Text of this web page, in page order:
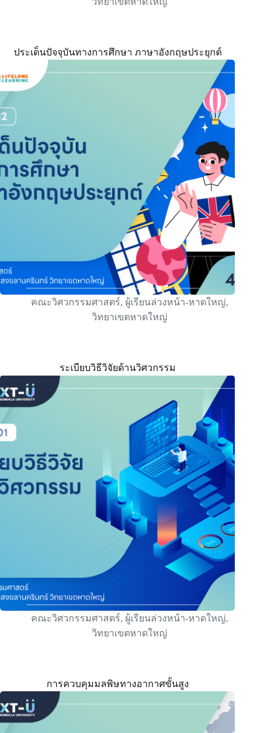
ประเด็นปัจจุบันทางการศึกษา ภาษาอังกฤษประยุกต์
คณะวิศวกรรมศาสตร์, ผู้เรียนล่วงหน้า-หาดใหญ่,
วิทยาเขตหาดใหญ่
ระเบียบวิธีวิจัยด้านวิศวกรรม
คณะวิศวกรรมศาสตร์, ผู้เรียนล่วงหน้า-หาดใหญ่,
วิทยาเขตหาดใหญ่
การควบคุมมลพิษทางอากาศขั้นสูง